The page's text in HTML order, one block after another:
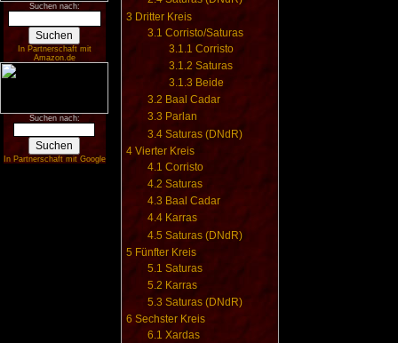
Suchen nach:
In Partnerschaft mit
Amazon.de
Suchen nach:
In Partnerschaft mit Google
3 Dritter Kreis
3.1 Corristo/Saturas
3.1.1 Corristo
3.1.2 Saturas
3.1.3 Beide
3.2 Baal Cadar
3.3 Parlan
3.4 Saturas (DNdR)
4 Vierter Kreis
4.1 Corristo
4.2 Saturas
4.3 Baal Cadar
4.4 Karras
4.5 Saturas (DNdR)
5 Fünfter Kreis
5.1 Saturas
5.2 Karras
5.3 Saturas (DNdR)
6 Sechster Kreis
6.1 Xardas